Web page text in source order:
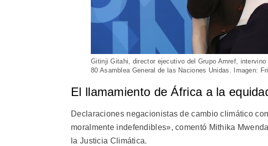
Gitinji Gitahi, director ejecutivo del Grupo Amref,
80 Asamblea General de las Naciones Unidas. Imagen:
El llamamiento de África a la
Declaraciones negacionistas de cambio climático
moralmente indefendibles», comentó Mithika
la Justicia Climática.